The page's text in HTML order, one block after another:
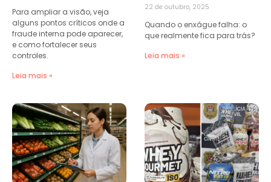
Para ampliar a visão, veja
alguns pontos críticos onde a
fraude interna pode aparecer,
e como fortalecer seus
controles.
Leia mais »
22 de outubro, 2025
Quando o enxágue falha: o
que realmente fica para trás?
Leia mais »